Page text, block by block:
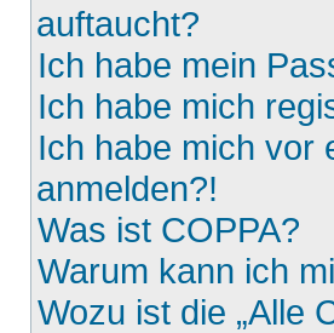
auftaucht?
Ich habe mein
Ich habe mich
Ich habe mich vor
anmelden?!
Was ist COPPA?
Warum kann ich
Wozu ist die „Alle